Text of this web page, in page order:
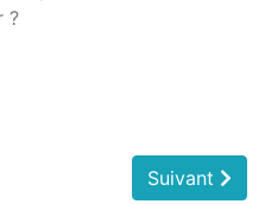
?
Suivant